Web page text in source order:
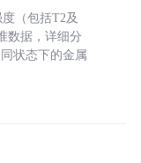
（包括T2及
数据，详细分
状态下的金属